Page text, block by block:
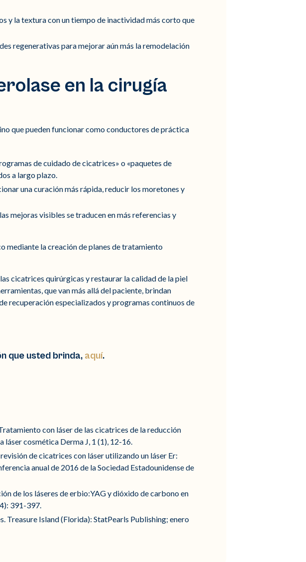
y la textura con un tiempo de inactividad más corto que
regenerativas para mejorar aún más la remodelación
en la cirugía
que pueden funcionar como conductores de práctica
de cuidado de cicatrices» o «paquetes de
a largo plazo.
una curación más rápida, reducir los moretones y
mejoras visibles se traducen en más referencias y
mediante la creación de planes de tratamiento
cicatrices quirúrgicas y restaurar la calidad de la piel
que van más allá del paciente, brindan
recuperación especializados y programas continuos de
que usted brinda, aquí.
con láser de las cicatrices de la reducción
láser cosmética Derma J, 1 (1), 12-16.
de cicatrices con láser utilizando un láser Er:
anual de 2016 de la Sociedad Estadounidense de
de los láseres de erbio:YAG y dióxido de carbono en
391-397.
Treasure Island (Florida): StatPearls Publishing; enero